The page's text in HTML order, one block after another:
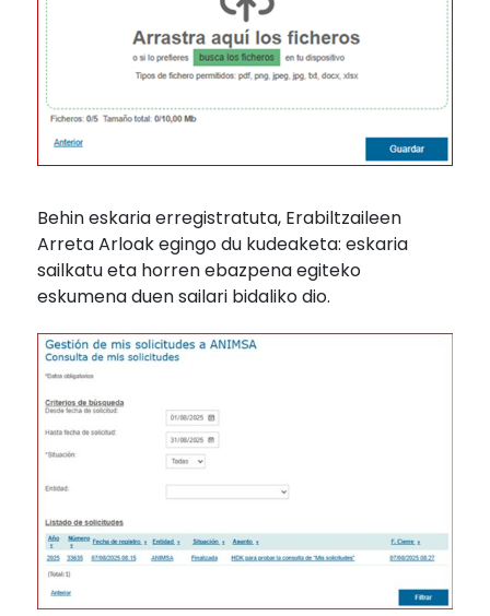
Behin eskaria erregistratuta, Erabiltzaileen
Arreta Arloak egingo du kudeaketa: eskaria
sailkatu eta horren ebazpena egiteko
eskumena duen sailari bidaliko dio.